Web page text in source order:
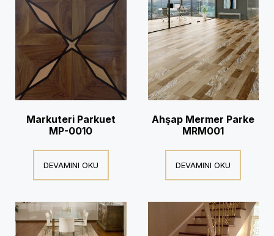
Markuteri Parkuet
MP-0010
DEVAMINI OKU
Ahşap Mermer Parke
MRM001
DEVAMINI OKU